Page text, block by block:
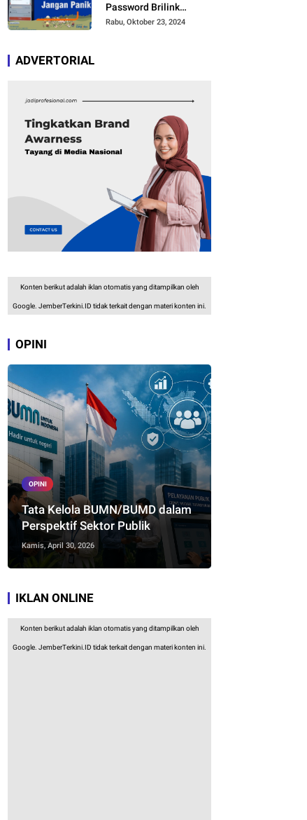
Password Brilink
Mobile atau MyBRILink
Rabu, Oktober 23, 2024
ADVERTORIAL
Konten berikut adalah iklan otomatis yang ditampilkan oleh
Google. JemberTerkini.ID tidak terkait dengan materi konten ini.
OPINI
OPINI
Tata Kelola BUMN/BUMD dalam
Perspektif Sektor Publik
Kamis, April 30, 2026
IKLAN ONLINE
Konten berikut adalah iklan otomatis yang ditampilkan oleh
Google. JemberTerkini.ID tidak terkait dengan materi konten ini.